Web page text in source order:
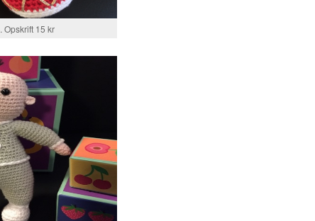
Opskrift 15 kr